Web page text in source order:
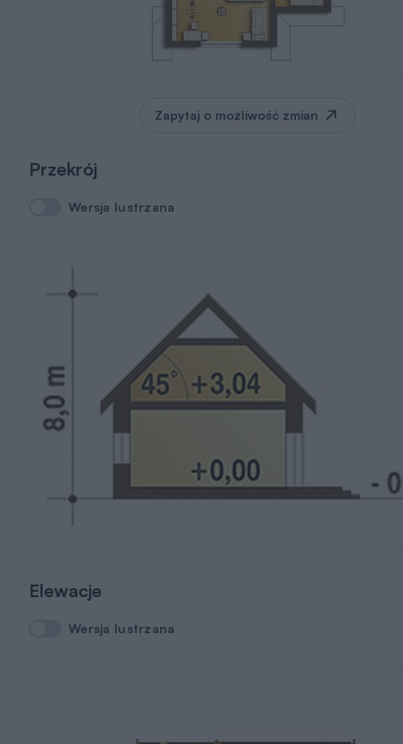
Zapytaj o możliwość zmian
Przekrój
Wersja lustrzana
Wersja lustrzana
Elewacje
Wersja lustrzana
Wersja lustrzana